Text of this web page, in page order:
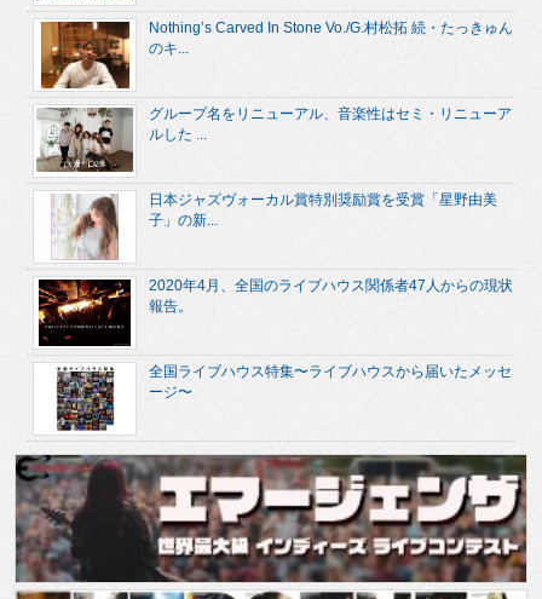
Nothing’s Carved In Stone Vo./G.村松拓 続・たっきゅん
のキ...
グループ名をリニューアル、音楽性はセミ・リニューア
ルした ...
日本ジャズヴォーカル賞特別奨励賞を受賞「星野由美
子」の新...
2020年4月、全国のライブハウス関係者47人からの現状
報告。
全国ライブハウス特集〜ライブハウスから届いたメッセ
ージ〜